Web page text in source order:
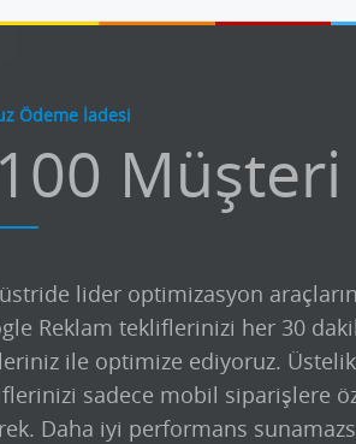
Ödeme İadesi
lider optimizasyon
Reklam tekliflerinizi her 30
ile optimize ediyoruz.
sadece mobil siparişlere
Daha iyi performans